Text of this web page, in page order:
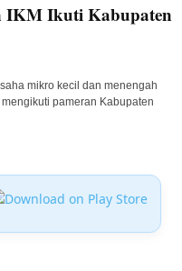
IKM Ikuti Kabupaten
mikro kecil dan menengah
pameran Kabupaten